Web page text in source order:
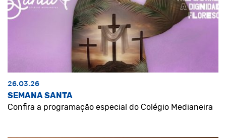
26.03.26
SEMANA SANTA
Confira a programação especial do Colégio Medianeira